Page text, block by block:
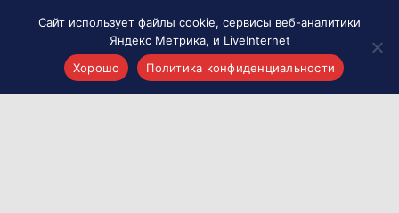
Сайт использует файлы cookie, сервисы веб-аналитики
Яндекс Метрика, и LiveInternet
Хорошо
Политика конфиденциальности